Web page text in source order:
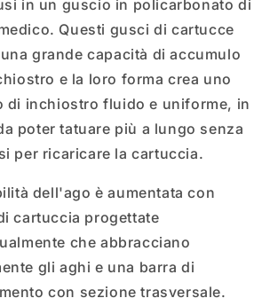
in un guscio in policarbonato di
Questi gusci di cartucce
grande capacità di accumulo
e la loro forma crea uno
di inchiostro fluido e uniforme, in
poter tatuare più a lungo senza
per ricaricare la cartuccia.
dell'ago è aumentata con
cartuccia progettate
che abbracciano
gli aghi e una barra di
con sezione trasversale.